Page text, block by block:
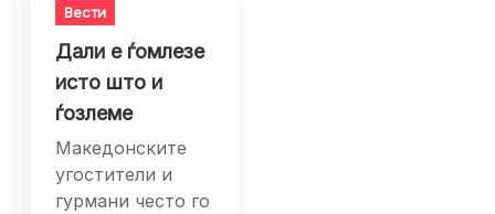
Вести
Дали е ѓомлезе
исто што и
ѓозлеме
Македонските
угостители и
гурмани често го